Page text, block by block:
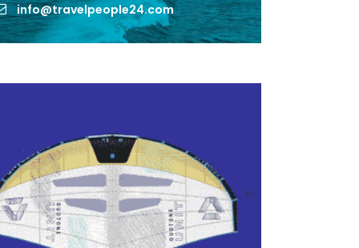
info@travelpeople24.com